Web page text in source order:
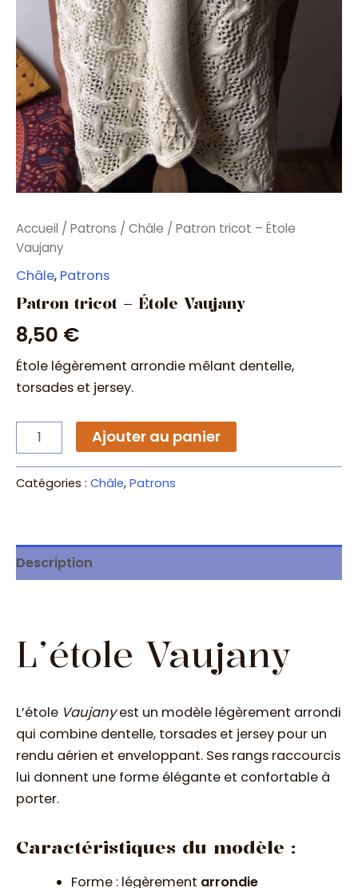
Accueil / Patrons / Châle / Patron tricot – Étole
Vaujany
Châle, Patrons
Patron tricot – Étole Vaujany
8,50 €
Étole légèrement arrondie mêlant dentelle,
torsades et jersey.
quantité
tricot
–
Ajouter au panier
Catégories : Châle,Patrons
Description
L’étole Vaujany
L’étole Vaujanyest un modèle légèrement arrondi
qui combine dentelle, torsades et jersey pour un
rendu aérien et enveloppant. Ses rangs raccourcis
lui donnent une forme élégante et confortable à
porter.
Caractéristiques du modèle :
Forme : légèrement arrondie